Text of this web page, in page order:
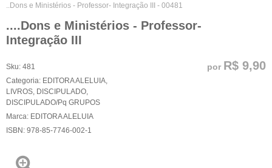
..Dons e Ministérios - Professor- Integração III - 00481
....Dons e Ministérios - Professor-
Integração III
Sku: 481
Categoria: EDITORA ALELUIA
LIVROS DISCIPULADO
DISCIPULADO/Pq GRUPOS
Marca: EDITORA ALELUIA
ISBN: 978-85-7746-002-1
por R$ 9,90